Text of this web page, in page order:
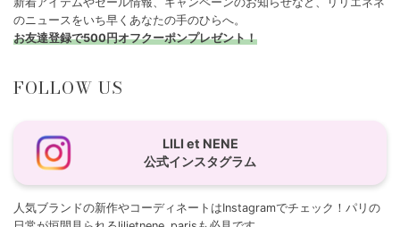
のニュースをいち早くあなたの手のひらへ。
お友達登録で500円オフクーポンプレゼント！
FOLLOW US
LILI et NENE
公式インスタグラム
人気ブランドの新作やコーディネートはInstagramでチェック！パリの